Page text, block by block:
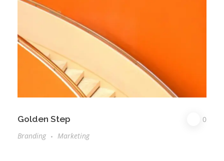
Golden Step
0
Branding
Marketing